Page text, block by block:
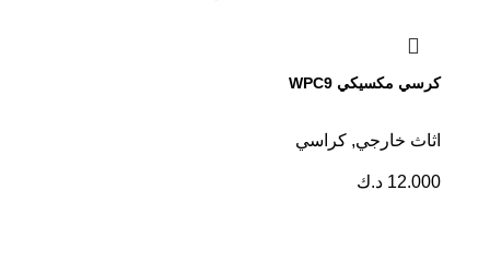
كرسي مكسيكي WPC9
اثاث خارجي, كراسي
12.000 د.ك